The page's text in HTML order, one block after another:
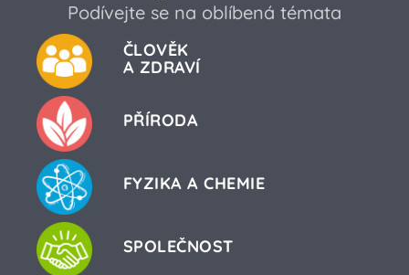
Podívejte se na oblíbená témata
ČLOVĚK
A ZDRAVÍ
PŘÍRODA
FYZIKA A CHEMIE
SPOLEČNOST